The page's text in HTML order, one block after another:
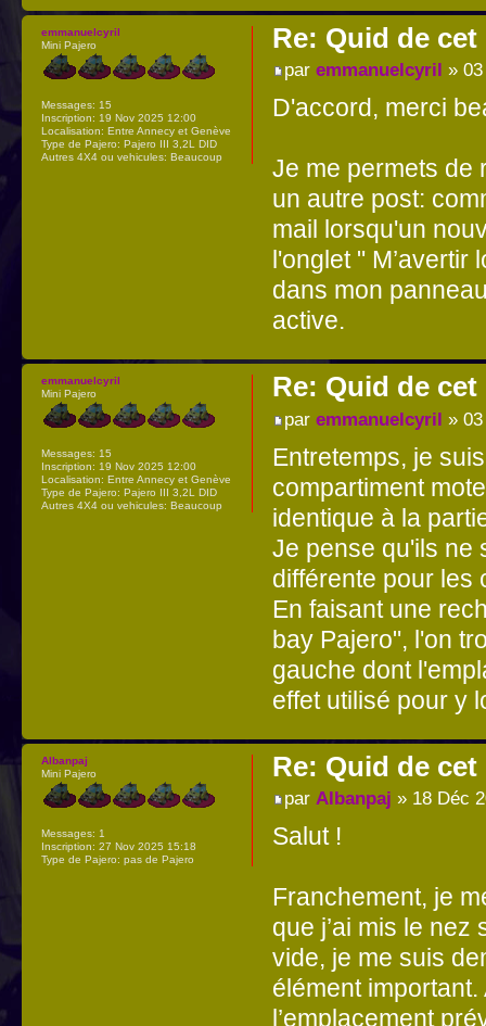
Re: Quid de
par emmanuelcyril »
D'accord, merci
Je me permets de
un autre post:
mail lorsqu'un
l'onglet " M’avertir
dans mon
active.
emmanuelcyril
Mini Pajero
Messages: 15
Inscription: 19 Nov 2025 12:00
Localisation: Entre Annecy et Genève
Type de Pajero: Pajero III 3,2L DID
Autres 4X4 ou vehicules: Beaucoup
Re: Quid de
par emmanuelcyril »
Entretemps, je
compartiment
identique à la
Je pense qu'ils ne
différente pour les
En faisant une
bay Pajero", l'on
gauche dont
effet utilisé pour y
emmanuelcyril
Mini Pajero
Messages: 15
Inscription: 19 Nov 2025 12:00
Localisation: Entre Annecy et Genève
Type de Pajero: Pajero III 3,2L DID
Autres 4X4 ou vehicules: Beaucoup
Re: Quid de
par Albanpaj » 18 Déc
Salut !
Franchement, je
que j’ai mis le
vide, je me suis
élément important.
l’emplacement
Albanpaj
Mini Pajero
Messages: 1
Inscription: 27 Nov 2025 15:18
Type de Pajero: pas de Pajero